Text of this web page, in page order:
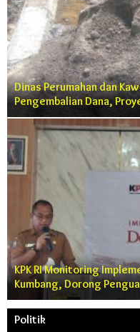
Dinas Perumahan dan
Pengembalian Dana,
KPK RI Monitoring
Kumbang, Dorong
Politik